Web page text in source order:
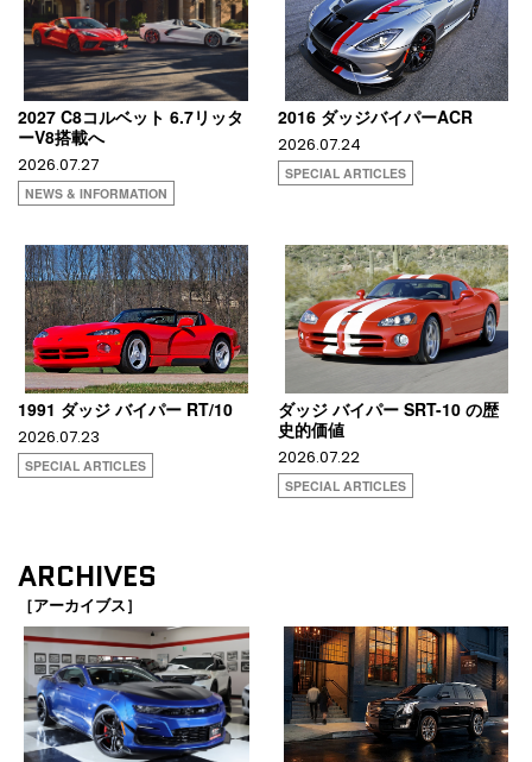
2027 C8コルベット 6.7リッタ
ーV8搭載へ
2026.07.27
NEWS & INFORMATION
2016 ダッジバイパーACR
2026.07.24
SPECIAL ARTICLES
1991 ダッジ バイパー RT/10
2026.07.23
SPECIAL ARTICLES
ダッジ バイパー SRT-10 の歴
史的価値
2026.07.22
SPECIAL ARTICLES
ARCHIVES
［アーカイブス］